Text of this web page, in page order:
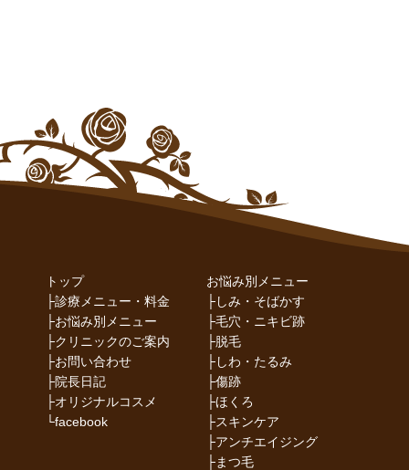
トップ
├診療メニュー・料金
├お悩み別メニュー
├クリニックのご案内
├お問い合わせ
├院長日記
├オリジナルコスメ
└facebook
お悩み別メニュー
├しみ・そばかす
├毛穴・ニキビ跡
├脱毛
├しわ・たるみ
├傷跡
├ほくろ
├スキンケア
├アンチエイジング
├まつ毛